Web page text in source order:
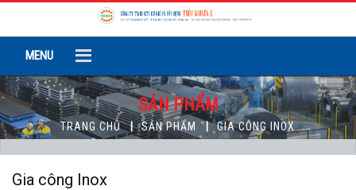
MENU
SẢN PHẨM
TRANG CHỦ SẢN PHẨM GIA CÔNG INOX
Gia công Inox